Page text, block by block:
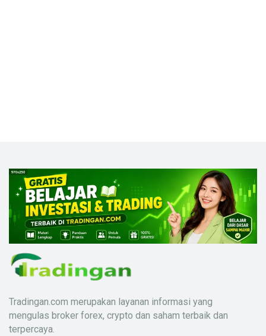
Tradingan.com merupakan layanan informasi yang
mengulas broker forex, crypto dan saham terbaik dan
terpercaya.